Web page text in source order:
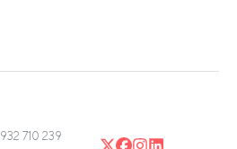
932 710 239